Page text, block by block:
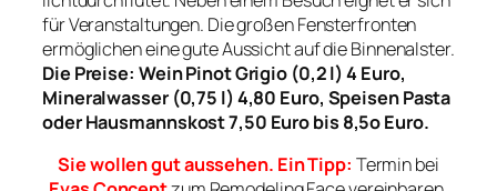
für Veranstaltungen. Die großen Fensterfronten
ermöglichen eine gute Aussicht auf die Binnenalster.
Die Preise: Wein Pinot Grigio (0,2 l) 4 Euro,
Mineralwasser (0,75 l) 4,80 Euro, Speisen Pasta
oder Hausmannskost 7,50 Euro bis 8,5o Euro.
Sie wollen gut aussehen. Ein Tipp: Termin bei